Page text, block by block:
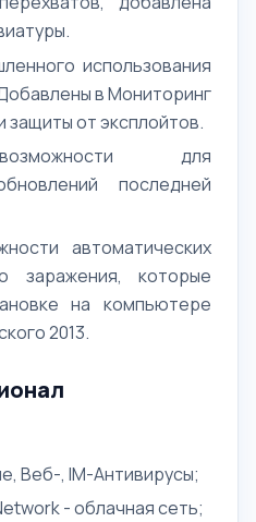
использования
в Мониторинг
защиты от эксплойтов.
для
последней
автоматических
заражения, которые
на компьютере
2013.
Веб-, IM-Антивирусы;
- облачная сеть;